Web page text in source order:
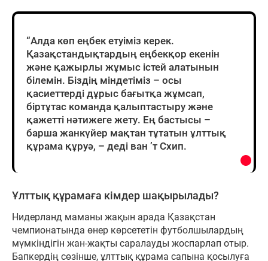
“Алда көп еңбек етуіміз керек.
Қазақстандықтардың еңбекқор екенін
және қажырлы жұмыс істей алатынын
білемін. Біздің міндетіміз – осы
қасиеттерді дұрыс бағытқа жұмсап,
біртұтас команда қалыптастыру және
қажетті нәтижеге жету. Ең бастысы –
барша жанкүйер мақтан тұтатын ұлттық
құрама құруә, – деді ван ’т Схип.
Ұлттық құрамаға кімдер шақырылады?
Нидерланд маманы жақын арада Қазақстан
чемпионатында өнер көрсететін футболшылардың
мүмкіндігін жан-жақты саралауды жоспарлап отыр.
Бапкердің сөзінше, ұлттық құрама сапына қосылуға